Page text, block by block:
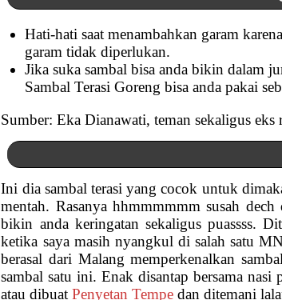
Hati-hati saat menambahkan garam
garam tidak diperlukan.
Jika suka sambal bisa anda bikin dalam
Sambal Terasi Goreng bisa anda pakai
Sumber: Eka Dianawati, teman sekaligus eks
Ini dia sambal terasi yang cocok untuk
mentah. Rasanya hhmmmmmm susah
bikin anda keringatan sekaligus puassss.
ketika saya masih nyangkul di salah satu
berasal dari Malang memperkenalkan
sambal satu ini. Enak disantap bersama nasi
atau dibuatPenyetan Tempe dan ditemani